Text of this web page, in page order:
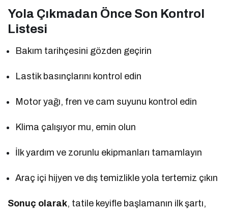
Yola Çıkmadan Önce Son Kontrol
Listesi
Bakım tarihçesini gözden geçirin
Lastik basınçlarını kontrol edin
Motor yağı, fren ve cam suyunu kontrol edin
Klima çalışıyor mu, emin olun
İlk yardım ve zorunlu ekipmanları tamamlayın
Araç içi hijyen ve dış temizlikle yola tertemiz çıkın
Sonuç olarak, tatile keyifle başlamanın ilk şartı,